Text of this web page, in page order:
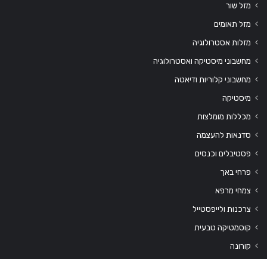
מזל שור
מזל תאומים
מזלות אסטרולוגיה
מחשבוני מיסטיקה ואסטרולוגיה
מחשבוני קלוריות ודיאטה
מיסטיקה
מכללות מומלצות
סדנאות להעצמה
פסטיבלים וכנסים
פרחי באך
צמחי מרפא
צרכנות ולייפסטייל
קוסמטיקה טבעית
קורונה